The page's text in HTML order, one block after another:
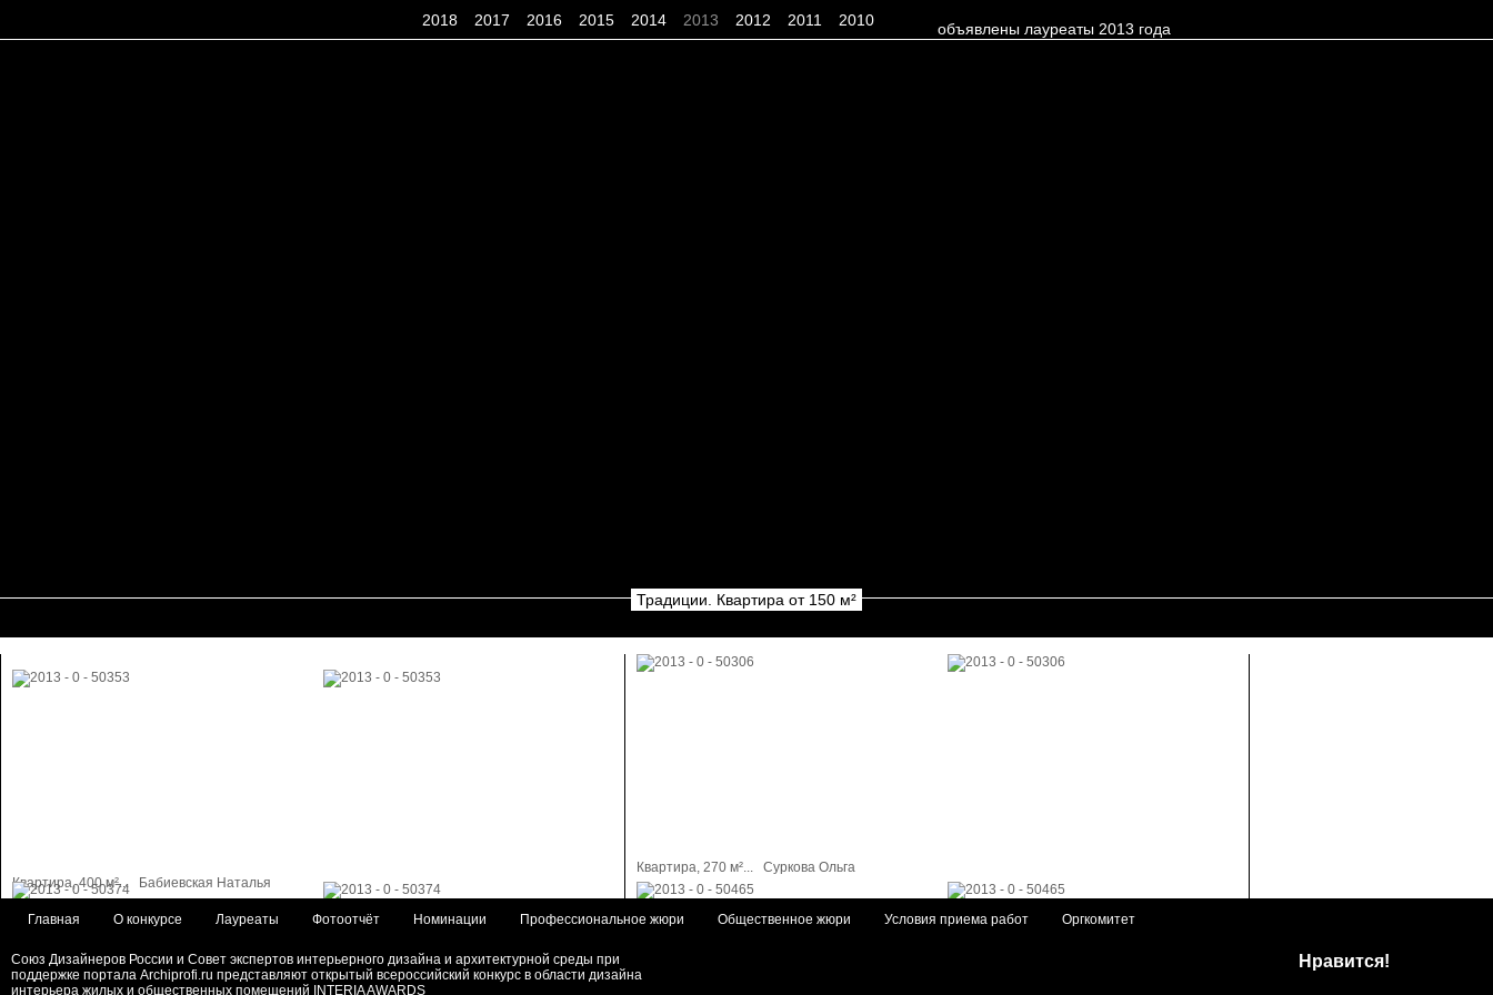
2018 2017 2016 2015 2014 2013 2012 2011 2010 объявлены лауреаты 2013 года
Традиции. Квартира от 150 м²
Квартира, 400 м²... Бабиевская Наталья
Квартира, 270 м²... Суркова Ольга
Главная О конкурсе Лауреаты Фотоотчёт Номинации Профессиональное жюри Общественное жюри Условия приема работ Оргкомитет
Союз Дизайнеров России и Совет экспертов интерьерного дизайна и архитектурной среды при
поддержке портала Archiprofi.ru представляют открытый всероссийский конкурс в области дизайна
интерьера жилых и общественных помещений INTERIA AWARDS
Нравится!